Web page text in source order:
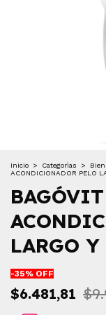
Inicio > Categorìas >
ACONDICIONADOR PELO
LARGO
-35% OFF
$6.481,81